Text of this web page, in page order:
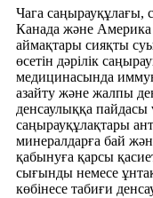
Чага саңырауқұлағы,
Канада және
аймақтары сияқты
өсетін дәрілік
медицинасында
азайту және жалпы
денсаулыққа
саңырауқұлақтары
минералдарға бай
қабынуға қарсы
сығынды немесе
көбінесе табиғи